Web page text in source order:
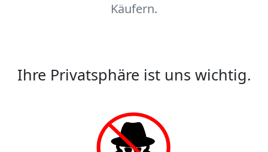
Käufern.
Ihre Privatsphäre ist uns wichtig.